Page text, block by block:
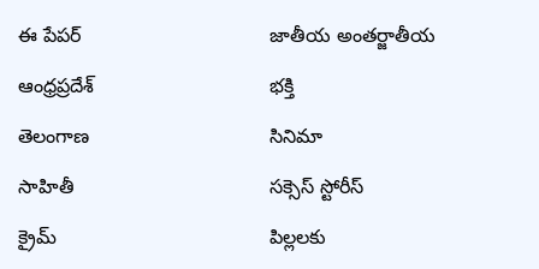
ఈ పేపర్
ఆంధ్రప్రదేశ్
తెలంగాణ
సాహితీ
క్రైమ్
జాతీయ అంతర్జాతీయ
భక్తి
సినిమా
సక్సెస్ స్టోరీస్
పిల్లలకు